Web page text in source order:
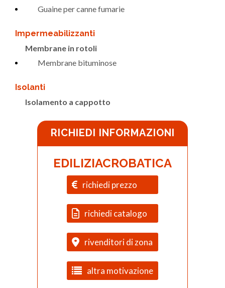
Guaine per canne fumarie
Impermeabilizzanti
Membrane in rotoli
Membrane bituminose
Isolanti
Isolamento a cappotto
RICHIEDI INFORMAZIONI
EDILIZIACROBATICA
richiedi prezzo
richiedi catalogo
rivenditori di zona
altra motivazione